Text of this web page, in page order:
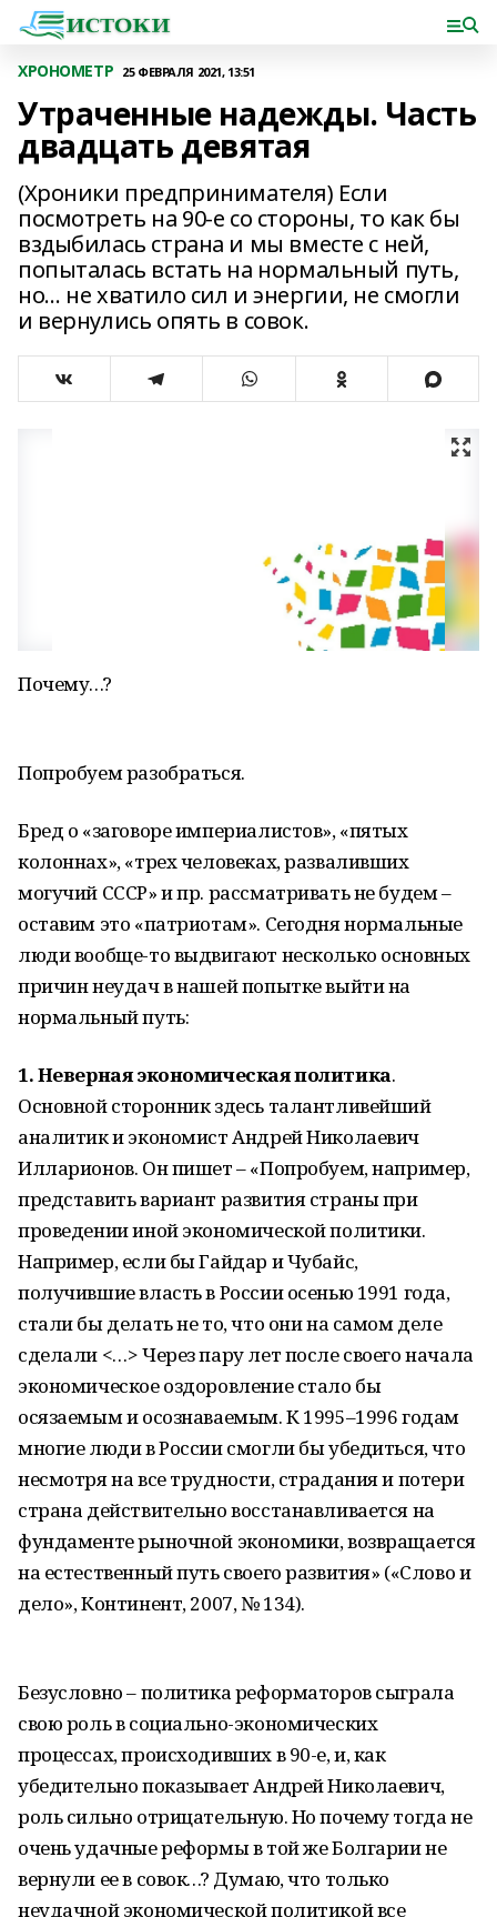
ХРОНОМЕТР 25 ФЕВРАЛЯ 2021, 13:51
Утраченные надежды. Часть
двадцать девятая
(Хроники предпринимателя) Если
посмотреть на 90-е со стороны, то как бы
вздыбилась страна и мы вместе с ней,
попыталась встать на нормальный путь,
но… не хватило сил и энергии, не смогли
и вернулись опять в совок.
Почему…?
Попробуем разобраться.
Бред о «заговоре империалистов», «пятых
колоннах», «трех человеках, разваливших
могучий СССР» и пр. рассматривать не будем –
оставим это «патриотам». Сегодня нормальные
люди вообще-то выдвигают несколько основных
причин неудач в нашей попытке выйти на
нормальный путь:
1. Неверная экономическая политика.
Основной сторонник здесь талантливейший
аналитик и экономист Андрей Николаевич
Илларионов. Он пишет – «Попробуем, например,
представить вариант развития страны при
проведении иной экономической политики.
Например, если бы Гайдар и Чубайс,
получившие власть в России осенью 1991 года,
стали бы делать не то, что они на самом деле
сделали <…> Через пару лет после своего начала
экономическое оздоровление стало бы
осязаемым и осознаваемым. К 1995–1996 годам
многие люди в России смогли бы убедиться, что
несмотря на все трудности, страдания и потери
страна действительно восстанавливается на
фундаменте рыночной экономики, возвращается
на естественный путь своего развития» («Слово и
дело», Континент, 2007, № 134).
Безусловно – политика реформаторов сыграла
свою роль в социально-экономических
процессах, происходивших в 90-е, и, как
убедительно показывает Андрей Николаевич,
роль сильно отрицательную. Но почему тогда не
очень удачные реформы в той же Болгарии не
вернули ее в совок…? Думаю, что только
неудачной экономической политикой все